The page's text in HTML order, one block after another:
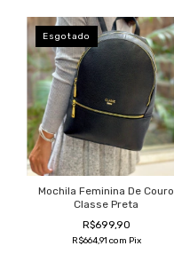
Esgotado
Mochila Feminina De Couro
Classe Preta
R$699,90
R$664,91 com Pix